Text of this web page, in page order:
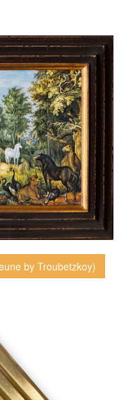
by Troubetzkoy)